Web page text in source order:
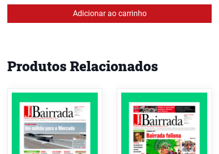
Adicionar ao carrinho
Produtos Relacionados